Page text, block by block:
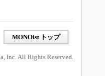
MONOist トップ
Inc. All Rights Reserved.